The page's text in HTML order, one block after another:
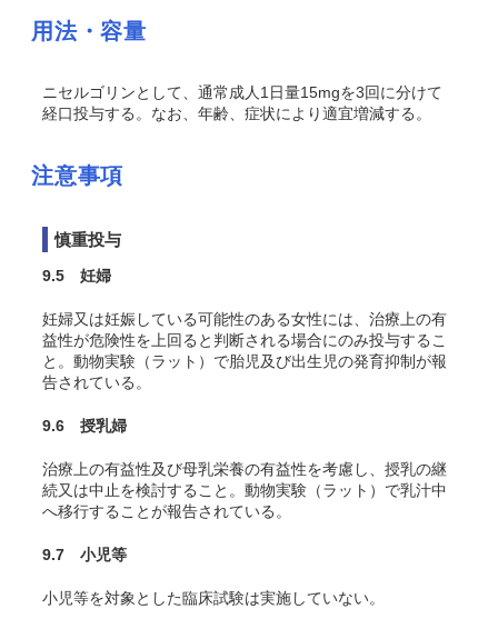
用法・容量
ニセルゴリンとして、通常成人1日量15mgを3回に分けて
経口投与する。なお、年齢、症状により適宜増減する。
注意事項
慎重投与
9.5 妊婦
妊婦又は妊娠している可能性のある女性には、治療上の有
益性が危険性を上回ると判断される場合にのみ投与するこ
と。動物実験（ラット）で胎児及び出生児の発育抑制が報
告されている。
9.6 授乳婦
治療上の有益性及び母乳栄養の有益性を考慮し、授乳の継
続又は中止を検討すること。動物実験（ラット）で乳汁中
へ移行することが報告されている。
9.7 小児等
小児等を対象とした臨床試験は実施していない。